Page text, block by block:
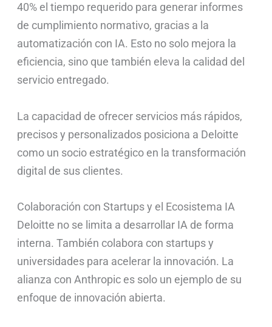
40% el tiempo requerido para generar informes
de cumplimiento normativo, gracias a la
automatización con IA. Esto no solo mejora la
eficiencia, sino que también eleva la calidad del
servicio entregado.
La capacidad de ofrecer servicios más rápidos,
precisos y personalizados posiciona a Deloitte
como un socio estratégico en la transformación
digital de sus clientes.
Colaboración con Startups y el Ecosistema IA
Deloitte no se limita a desarrollar IA de forma
interna. También colabora con startups y
universidades para acelerar la innovación. La
alianza con Anthropic es solo un ejemplo de su
enfoque de innovación abierta.